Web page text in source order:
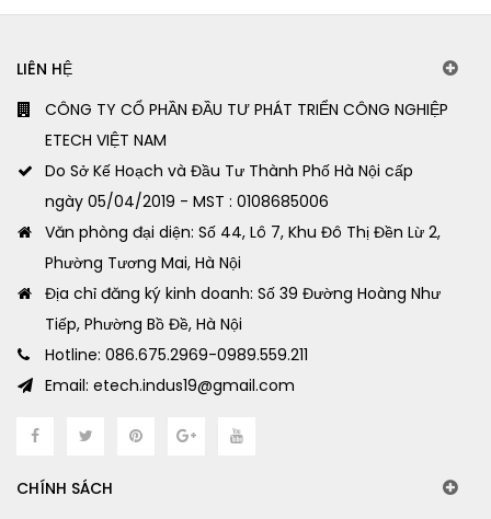
LIÊN HỆ
CÔNG TY CỔ PHẦN ĐẦU TƯ PHÁT TRIỂN CÔNG NGHIỆP
ETECH VIỆT NAM
Do Sở Kế Hoạch và Đầu Tư Thành Phố Hà Nội cấp
ngày 05/04/2019 - MST : 0108685006
Văn phòng đại diện: Số 44, Lô 7, Khu Đô Thị Đền Lừ 2,
Phường Tương Mai, Hà Nội
Địa chỉ đăng ký kinh doanh: Số 39 Đường Hoàng Như
Tiếp, Phường Bồ Đề, Hà Nội
Hotline: 086.675.2969-0989.559.211
Email: etech.indus19@gmail.com
CHÍNH SÁCH